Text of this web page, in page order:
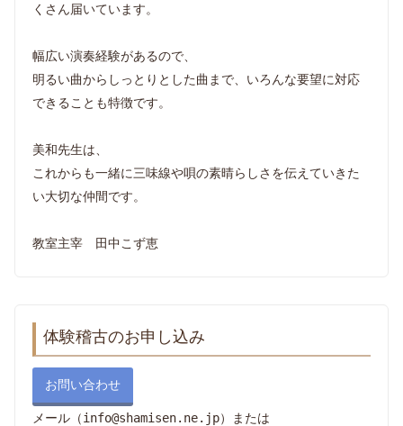
くさん届いています。
幅広い演奏経験があるので、
明るい曲からしっとりとした曲まで、いろんな要望に対応
できることも特徴です。
美和先生は、
これからも一緒に三味線や唄の素晴らしさを伝えていきた
い大切な仲間です。
教室主宰 田中こず恵
体験稽古のお申し込み
お問い合わせ
メール（info@shamisen.ne.jp）または